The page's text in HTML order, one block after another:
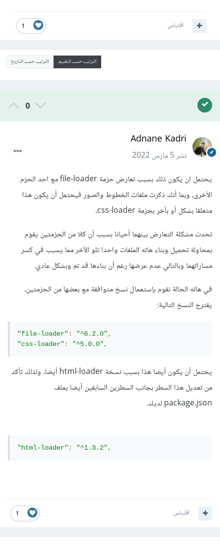
1 اقتباس
الترتيب حسب التقييم الترتيب حسب التاريخ
0
Adnane Kadri
نشر5 مارس 2022
يحتمل ان يكون ذلك بسبب تعارض حزمة file-loader مع احد الحزم
الأخرى، وبما أنك ذكرت ملفات الخطوط والصور فيحتمل أن يكون هذا
متعلقا بشكل أو بآخر بحزمة css-loader.
تحدث مشكلة التعارض بينهما أحيانا بسبب أن كلا من الحزمتين يقوم
بمحاولة تحميل وبناء هاته الملفات واحدا تلو الآخر مما يسبب في كسر
مساراتهما وبالتالي عدم عرضها رغم أن بناءها قد تم وبشكل عادي.
في هاته الحالة نقوم بإستعمال نسخ متوافقة مع بعضها من الحزمتين،
يقترح النسخ التالية:
"file-loader": "^6.2.0",
"css-loader": "^5.0.0",
يحتمل أن يكون أيضا هذا بسبب نسخة html-loader أيضا، ولذلك تأكد
من تعديل هذا السطر بجانب السطرين السابقين أيضا بملف
package.json لديك.
"html-loader": "^1.3.2",
1 اقتباس